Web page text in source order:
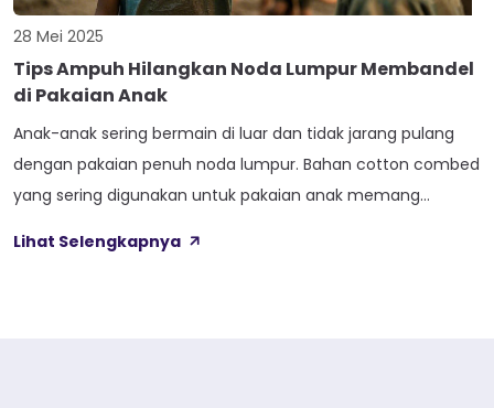
28 Mei 2025
Tips Ampuh Hilangkan Noda Lumpur Membandel
di Pakaian Anak
Anak-anak sering bermain di luar dan tidak jarang pulang
dengan pakaian penuh noda lumpur. Bahan cotton combed
yang sering digunakan untuk pakaian anak memang
Jika noda lumpur dibiarkan terlalu lama, bisa menjadi lebih
Lihat Selengkapnya